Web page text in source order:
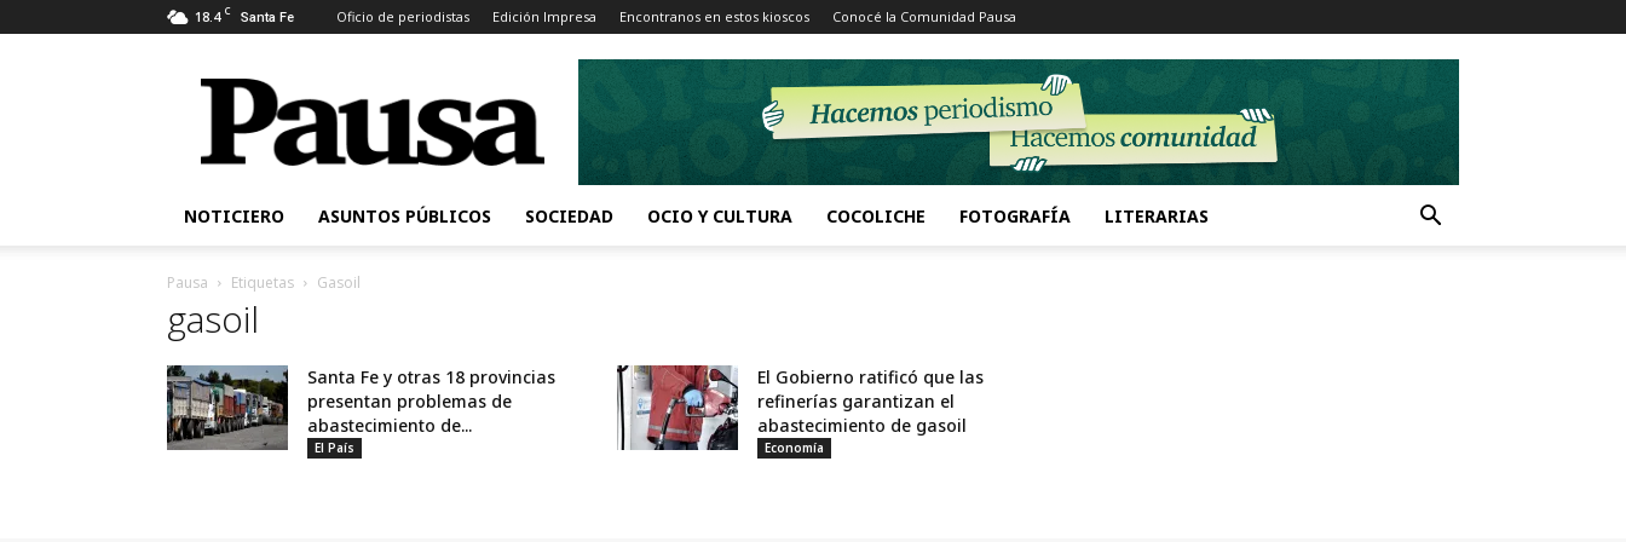
18.4 C Santa Fe Oficio de periodistas Edición Impresa Encontranos en estos kioscos Conocé la Comunidad Pausa
Pausa
NOTICIERO ASUNTOS PÚBLICOS SOCIEDAD OCIO Y CULTURA COCOLICHE FOTOGRAFÍA LITERARIAS
Pausa Etiquetas Gasoil
gasoil
Santa Fe y otras 18 provincias
presentan problemas de
abastecimiento de...
El País
El Gobierno ratificó que las
refinerías garantizan el
abastecimiento de gasoil
Economía